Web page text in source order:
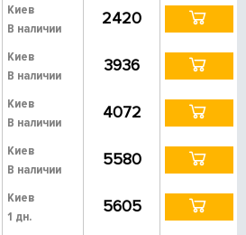
Киев
В наличии
2420
Киев
В наличии
3936
Киев
В наличии
4072
Киев
В наличии
5580
Киев
1 дн.
5605